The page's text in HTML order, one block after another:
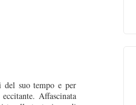
del suo tempo e per
Affascinata